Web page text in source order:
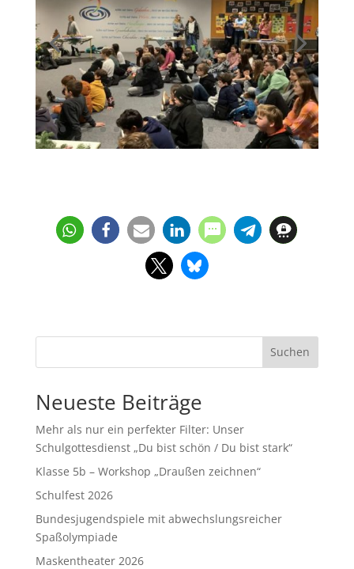
Suchen
Neueste Beiträge
Mehr als nur ein perfekter Filter: Unser
Schulgottesdienst „Du bist schön / Du bist stark“
Klasse 5b – Workshop „Draußen zeichnen“
Schulfest 2026
Bundesjugendspiele mit abwechslungsreicher
Spaßolympiade
Maskentheater 2026